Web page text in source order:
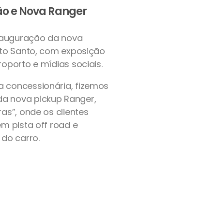
e Nova Ranger
da nova
Santo, com exposição
e mídias sociais.
concessionária, fizemos
nova pickup Ranger,
onde os clientes
pista off road e
carro.